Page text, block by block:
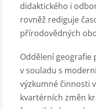
didaktického i
rovněž rediguje
přírodovědných
Oddělení
v souladu s
výzkumné činnosti
kvartérních změn